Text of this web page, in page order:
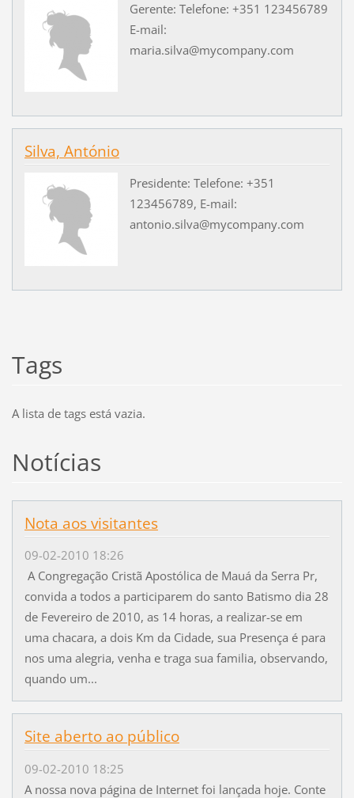
Gerente: Telefone: +351 123456789
E-mail:
maria.silva@mycompany.com
Silva, António
Presidente: Telefone: +351
123456789, E-mail:
antonio.silva@mycompany.com
Tags
A lista de tags está vazia.
Notícias
Nota aos visitantes
09-02-2010 18:26
A Congregação Cristã Apostólica de Mauá da Serra Pr,
convida a todos a participarem do santo Batismo dia 28
de Fevereiro de 2010, as 14 horas, a realizar-se em
uma chacara, a dois Km da Cidade, sua Presença é para
nos uma alegria, venha e traga sua familia, observando,
quando um...
Site aberto ao público
09-02-2010 18:25
A nossa nova página de Internet foi lançada hoje. Conte